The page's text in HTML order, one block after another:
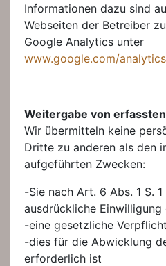
Informationen dazu sind
Webseiten der Betreiber
Google Analytics unter
www.google.com/
Weitergabe von
Wir übermitteln keine
Dritte zu anderen als den
aufgeführten Zwecken:
-Sie nach Art. 6 Abs. 1 S.
ausdrückliche
-eine gesetzliche
-dies für die Abwicklung
erforderlich ist